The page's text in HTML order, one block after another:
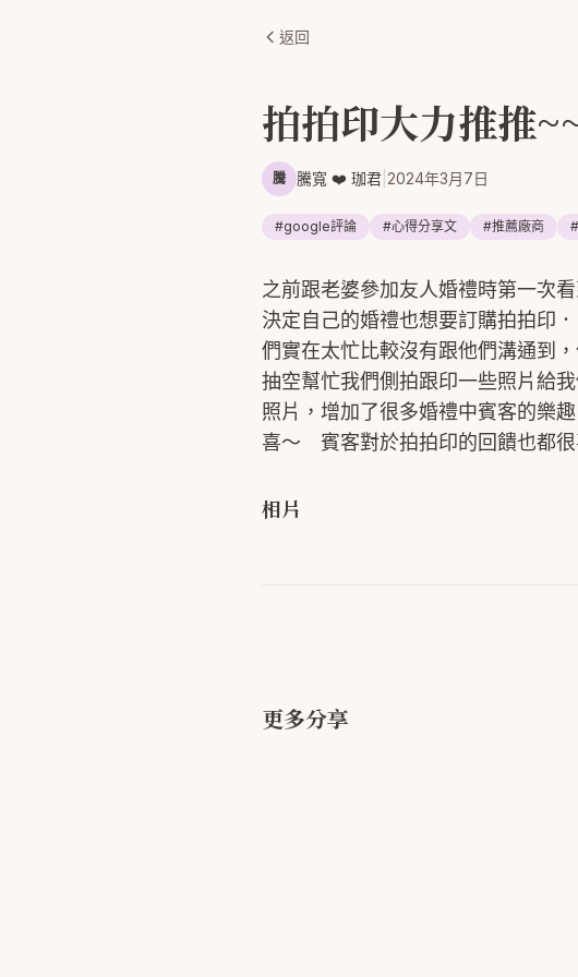
返回
拍拍印大力推推
騰 騰寬 ❤️ 珈君 2024年3月7日
#google評論 #心得分享文 #推薦廠商 #
之前跟老婆參加友人婚禮時第一次
決定自己的婚禮也想要訂購拍拍印
們實在太忙比較沒有跟他們溝通到
抽空幫忙我們側拍跟印一些照片給
照片，增加了很多婚禮中賓客的樂
喜～ 賓客對於拍拍印的回饋也都很
相片
更多分享
大推拍拍印！